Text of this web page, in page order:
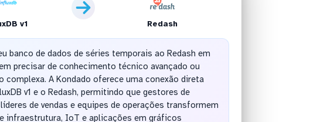
v1 Redash
banco de dados de séries temporais ao Redash em
precisar de conhecimento técnico avançado ou
complexa. A Kondado oferece uma conexão direta
v1 e o Redash, permitindo que gestores de
de vendas e equipes de operações transformem
infraestrutura, IoT e aplicações em gráficos